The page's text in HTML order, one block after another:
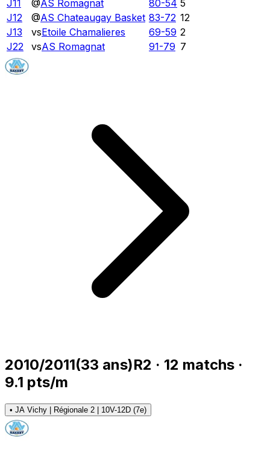
J11
@AS Romagnat 80-54 5
J12
@AS Chateaugay Basket 83-72 12
J13
vsEtoile Chamalieres 69-59 2
J22
vsAS Romagnat 91-79 7
2010/2011(33 ans)R2 · 12 matchs ·
9.1 pts/m
• JA Vichy | Régionale 2 | 10V-12D (7e)